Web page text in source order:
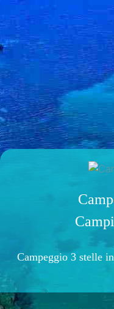
Campeggio 3 stelle